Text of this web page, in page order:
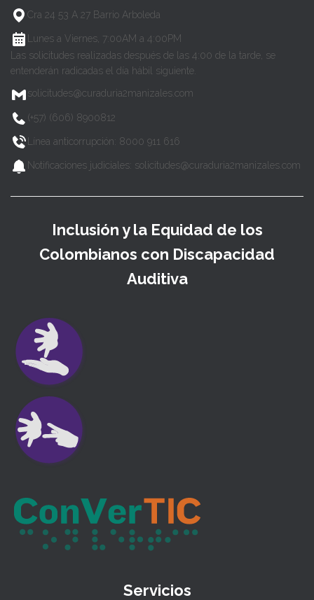
Cra 24 53 A 27 Barrio Arboleda
Lunes a Viernes, 7:00AM a 4:00PM
Las solicitudes realizadas después de las 4:00 de la tarde, se
entenderán radicadas el día hábil siguiente.
solicitudes@curaduria2manizales.com
(+57) (606) 8900812
Línea anticorrupción: 8000 911 616
Notificaciones judiciales: solicitudes@curaduria2manizales.com
Inclusión y la Equidad de los
Colombianos con Discapacidad
Auditiva
Servicios